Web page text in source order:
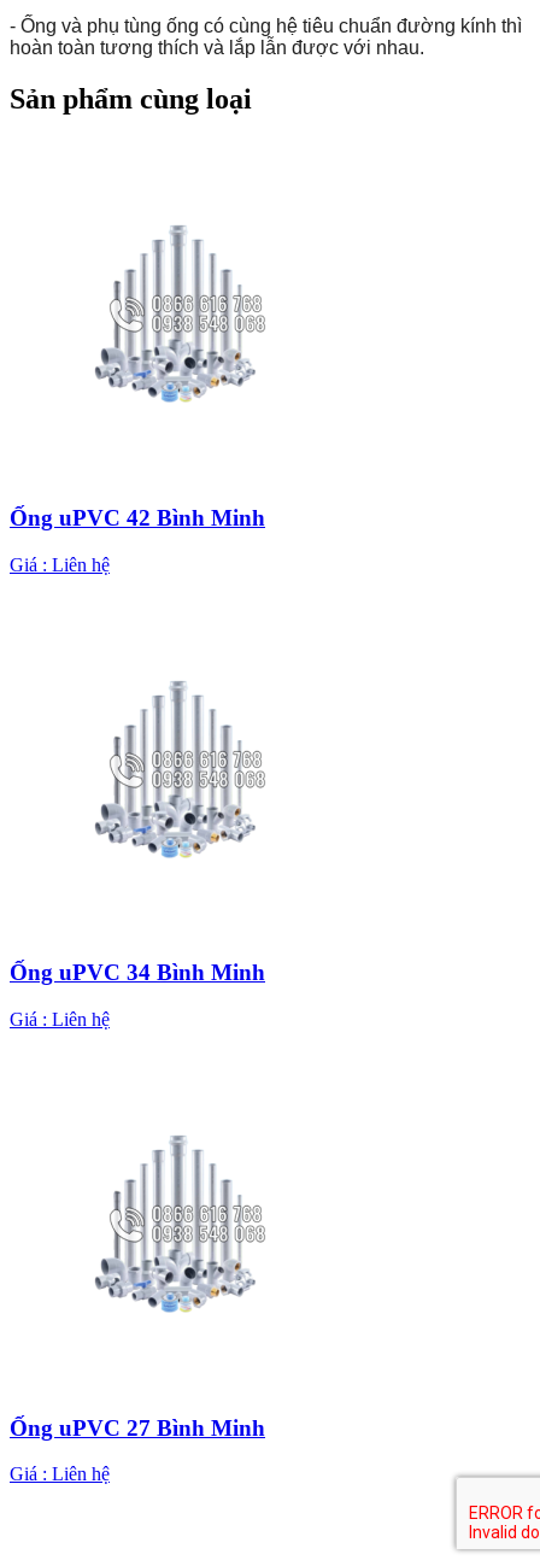
- Ống và phụ tùng ống có cùng hệ tiêu chuẩn đường kính thì
hoàn toàn tương thích và lắp lẫn được với nhau.
Sản phẩm cùng loại
Ống uPVC 42 Bình Minh
Giá : Liên hệ
Ống uPVC 34 Bình Minh
Giá : Liên hệ
Ống uPVC 27 Bình Minh
Giá : Liên hệ